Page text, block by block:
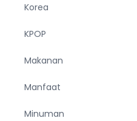
Korea
KPOP
Makanan
Manfaat
Minuman